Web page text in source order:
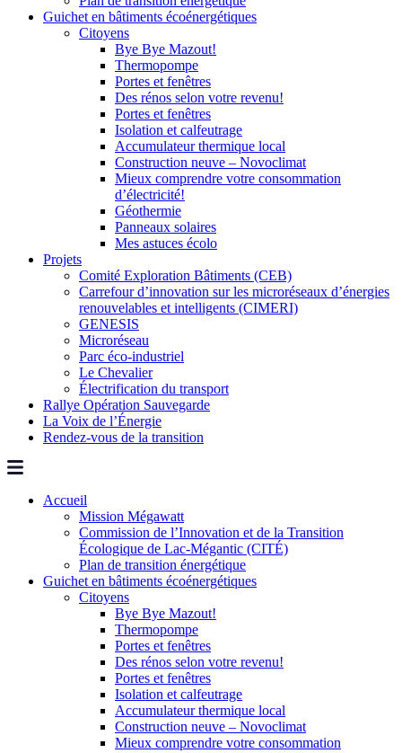
Guichet en bâtiments écoénergétiques
Citoyens
Bye Bye Mazout!
Thermopompe
Portes et fenêtres
Des rénos selon votre revenu!
Portes et fenêtres
Isolation et calfeutrage
Accumulateur thermique local
Construction neuve – Novoclimat
Mieux comprendre votre consommation
d’électricité!
Géothermie
Panneaux solaires
Mes astuces écolo
Projets
Comité Exploration Bâtiments (CEB)
Carrefour d’innovation sur les microréseaux d’énergies
renouvelables et intelligents (CIMERI)
GENESIS
Microréseau
Parc éco-industriel
Le Chevalier
Électrification du transport
Rallye Opération Sauvegarde
La Voix de l’Énergie
Rendez-vous de la transition
Accueil
Mission Mégawatt
Commission de l’Innovation et de la Transition
Écologique de Lac-Mégantic (CITÉ)
Plan de transition énergétique
Guichet en bâtiments écoénergétiques
Citoyens
Bye Bye Mazout!
Thermopompe
Portes et fenêtres
Des rénos selon votre revenu!
Portes et fenêtres
Isolation et calfeutrage
Accumulateur thermique local
Construction neuve – Novoclimat
Mieux comprendre votre consommation